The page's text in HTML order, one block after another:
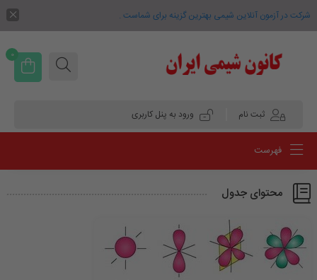
شرکت در آزمون آنلاین شیمی بهترین گزینه برای شماست .
ثبت نام ورود به پنل کاربری
0
فهرست
محتوای جدول